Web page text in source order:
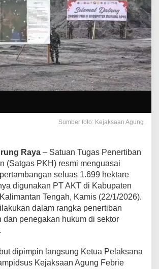
Sumber foto: Kejaksaan Agung
Raya – Satuan Tugas Penertiban
(Satgas PKH) resmi menguasai
seluas 1.699 hektare
digunakan PT AKT di Kabupaten
Tengah, Kamis (22/1/2026).
dalam rangka penertiban
dan penegakan hukum di sektor
dipimpin langsung Ketua Pelaksana
Kejaksaan Agung Febrie